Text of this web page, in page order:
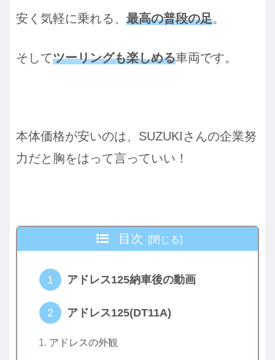
安く気軽に乗れる、 最高の普段の足。
そしてツーリングも楽しめる車両です。
本体価格が安いのは、SUZUKIさんの企業努
力だと胸をはって言っていい！
目次
アドレス125納車後の動画
アドレス125(DT11A)
アドレスの外観